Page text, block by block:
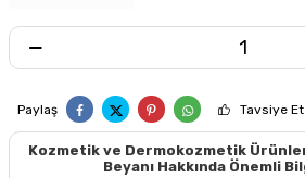
Paylaş Tavsiye Et
Kozmetik ve Dermokozmetik
Beyanı Hakkında Önemli